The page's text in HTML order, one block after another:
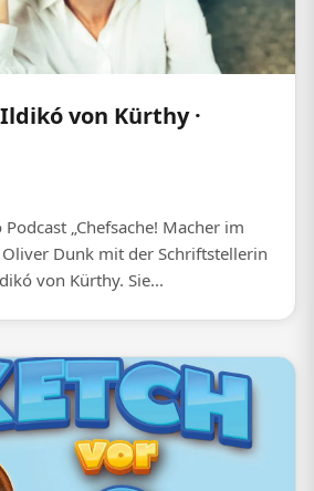
von Kürthy ·
„Chefsache! Macher im
Oliver Dunk mit der Schriftstellerin
von Kürthy. Sie...